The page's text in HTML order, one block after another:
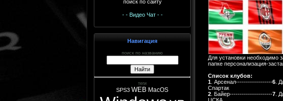
поиск по сайту
- - Видео Чат - -
Навигация
поиск по названию
теги
SPS3 WEB MacOS
Для установки необходимо
папке персонализация-
Список клубов:
1 . Арсенал------------------6 .
Спартак
2 . Байер---------------------7 .